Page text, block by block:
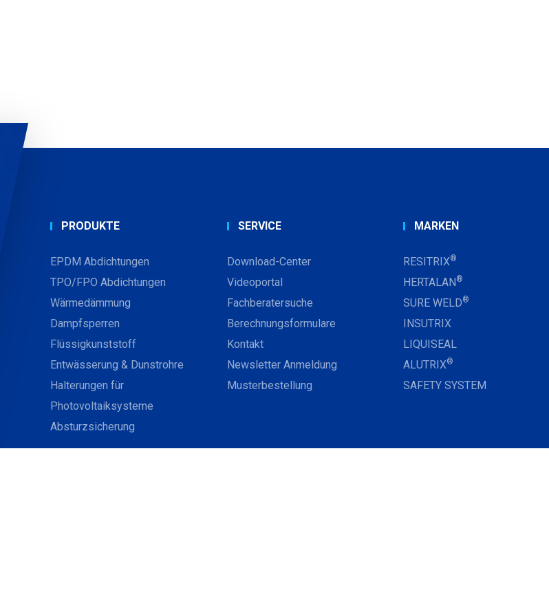
PRODUKTE
EPDM Abdichtungen
TPO/FPO Abdichtungen
Wärmedämmung
Dampfsperren
Flüssigkunststoff
Entwässerung & Dunstrohre
Halterungen für
Photovoltaiksysteme
Absturzsicherung
SERVICE
Download-Center
Videoportal
Fachberatersuche
Berechnungsformulare
Kontakt
Newsletter Anmeldung
Musterbestellung
MARKEN
RESITRIX®
HERTALAN ®
SURE WELD®
INSUTRIX
LIQUISEAL
ALUTRIX®
SAFETY SYSTEM